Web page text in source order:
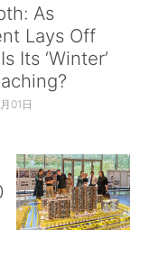
As
Lays Off
Its ‘Winter’
01日